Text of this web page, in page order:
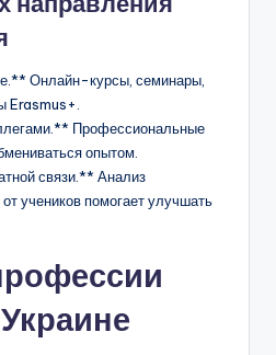
Онлайн-курсы, семинары,
Erasmus+.
Профессиональные
опытом.
связи.** Анализ
учеников помогает улучшать